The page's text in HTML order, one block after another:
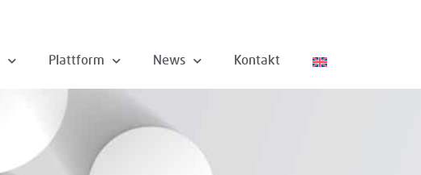
Plattform News Kontakt